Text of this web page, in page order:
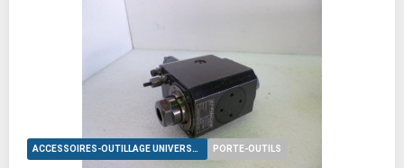
ACCESSOIRES-OUTILLAGE UNIVERSELS PORTE-OUTILS